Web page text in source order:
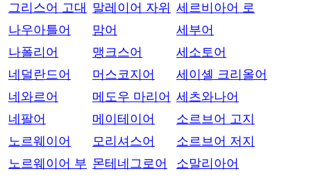
그리스어 고대
나우아틀어
나폴리어
네덜란드어
네와르어
네팔어
노르웨이어
노르웨이어 부
말레이어 자위
맘어
맹크스어
머스코지어
메도우 마리어
메이테이어
모리셔스어
몬테네그로어
세르비아어 로
세부어
세소토어
세이셸 크리올어
세츠와나어
소르브어 고지
소르브어 저지
소말리아어